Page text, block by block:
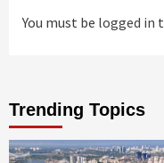
You must be logged in
Trending Topics